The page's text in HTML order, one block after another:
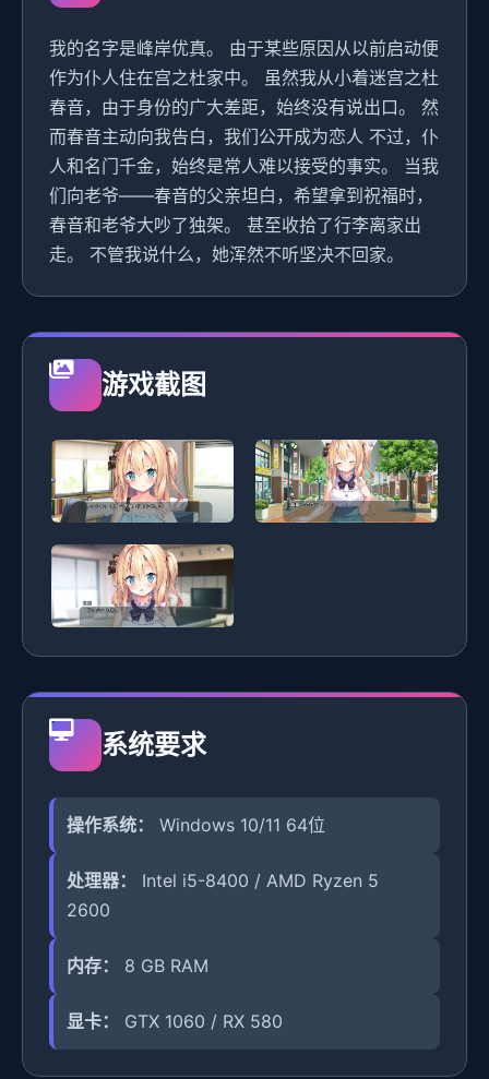
我的名字是峰岸优真。 由于某些原因从以前启动便
作为仆人住在宫之杜家中。 虽然我从小着迷宫之杜
春音，由于身份的广大差距，始终没有说出口。 然
而春音主动向我告白，我们公开成为恋人 不过，仆
人和名门千金，始终是常人难以接受的事实。 当我
们向老爷——春音的父亲坦白，希望拿到祝福时，
春音和老爷大吵了独架。 甚至收拾了行李离家出
走。 不管我说什么，她浑然不听坚决不回家。
游戏截图
系统要求
操作系统： Windows 10/11 64位
处理器：
Intel i5-8400 / AMD Ryzen 5
2600
内存： 8 GB RAM
显卡： GTX 1060 / RX 580